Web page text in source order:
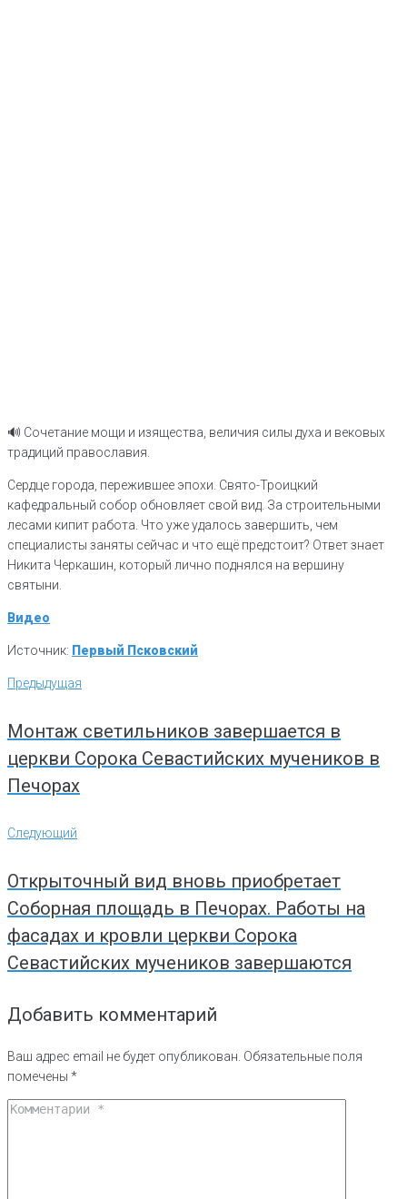
🔊 Сочетание мощи и изящества, величия силы духа и вековых
традиций православия.
Сердце города, пережившее эпохи. Свято-Троицкий
кафедральный собор обновляет свой вид. За строительными
лесами кипит работа. Что уже удалось завершить, чем
специалисты заняты сейчас и что ещё предстоит? Ответ знает
Никита Черкашин, который лично поднялся на вершину
святыни.
Видео
Источник: Первый Псковский
Навигация
по
Предыдущая
Предыдущая
Монтаж светильников завершается в
церкви Сорока Севастийских мучеников в
Печорах
Следующий
Следующий
Открыточный вид вновь приобретает
Соборная площадь в Печорах. Работы на
фасадах и кровли церкви Сорока
Севастийских мучеников завершаются
Добавить комментарий
Ваш адрес email не будет опубликован. Обязательные поля
помечены *